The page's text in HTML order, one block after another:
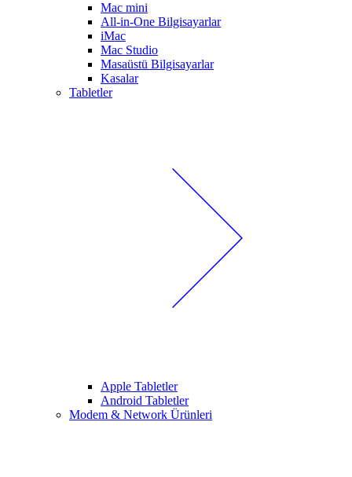
Mac mini
All-in-One Bilgisayarlar
iMac
Mac Studio
Masaüstü Bilgisayarlar
Kasalar
Tabletler
Apple Tabletler
Android Tabletler
Modem & Network Ürünleri